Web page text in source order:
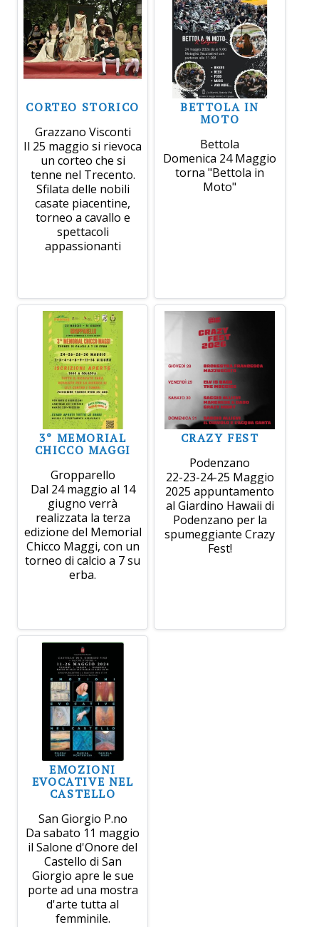
CORTEO STORICO
Grazzano Visconti
Il 25 maggio si rievoca
un corteo che si
tenne nel Trecento.
Sfilata delle nobili
casate piacentine,
torneo a cavallo e
spettacoli
appassionanti
BETTOLA IN
MOTO
Bettola
Domenica 24 Maggio
torna "Bettola in
Moto"
3° MEMORIAL
CHICCO MAGGI
Gropparello
Dal 24 maggio al 14
giugno verrà
realizzata la terza
edizione del Memorial
Chicco Maggi, con un
torneo di calcio a 7 su
erba.
CRAZY FEST
Podenzano
22-23-24-25 Maggio
2025 appuntamento
al Giardino Hawaii di
Podenzano per la
spumeggiante Crazy
Fest!
EMOZIONI
EVOCATIVE NEL
CASTELLO
San Giorgio P.no
Da sabato 11 maggio
il Salone d'Onore del
Castello di San
Giorgio apre le sue
porte ad una mostra
d'arte tutta al
femminile.